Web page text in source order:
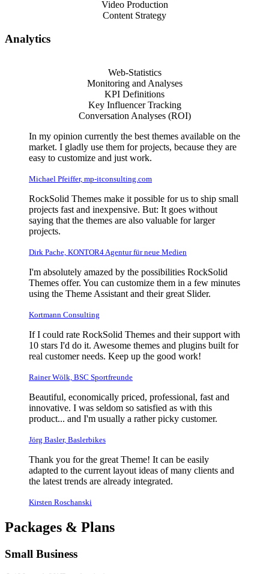
Video Production
Content Strategy
Analytics
Web-Statistics
Monitoring and Analyses
KPI Definitions
Key Influencer Tracking
Conversation Analyses (ROI)
In my opinion currently the best themes available on the
market. I gladly use them for projects, because they are
easy to customize and just work.
Michael Pfeiffer, mp-itconsulting.com
RockSolid Themes make it possible for us to ship small
projects fast and inexpensive. But: It goes without
saying that the themes are also valuable for larger
projects.
Dirk Pache, KONTOR4 Agentur für neue Medien
I'm absolutely amazed by the possibilities RockSolid
Themes offer. You can customize them in a few minutes
using the Theme Assistant and their great Slider.
Kortmann Consulting
If I could rate RockSolid Themes and their support with
10 stars I'd do it. Awesome themes and plugins built for
real customer needs. Keep up the good work!
Rainer Wölk, BSC Sportfreunde
Beautiful, economically priced, professional, fast and
innovative. I was seldom so satisfied as with this
product... and I'm usually a rather picky customer.
Jörg Basler, Baslerbikes
Thank you for the great Theme! It can be easily
adapted to the current layout ideas of many clients and
the latest trends are already integrated.
Kirsten Roschanski
Packages & Plans
Small Business